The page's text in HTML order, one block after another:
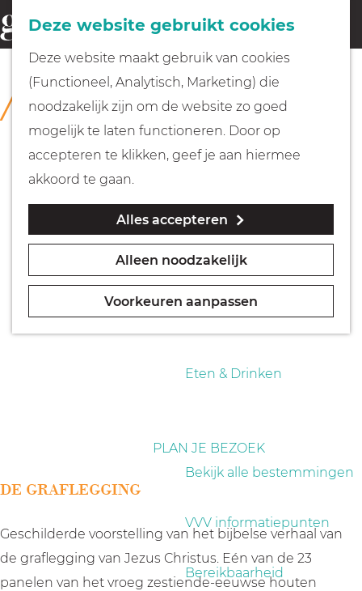
Deze website gebruikt cookies
Deze website maakt gebruik van cookies
(Functioneel, Analytisch, Marketing) die
noodzakelijk zijn om de website zo goed
mogelijk te laten functioneren. Door op
accepteren te klikken, geef je aan hiermee
akkoord te gaan.
Alles accepteren
Alleen noodzakelijk
Voorkeuren aanpassen
G
a
Fietsen
Wandelen
Geocachen
Naar het museum
Eten & Drinken
PLAN JE BEZOEK
Bekijk alle bestemmingen
VVV informatiepunten
Bereikbaarheid
o
e
k
e
n
COLLECTIE
Collectie Grote Kerk Naarden
DE GRAFLEGGING
Geschilderde voorstelling van het bijbelse verhaal van
de graflegging van Jezus Christus. Eén van de 23
panelen van het vroeg zestiende-eeuwse houten